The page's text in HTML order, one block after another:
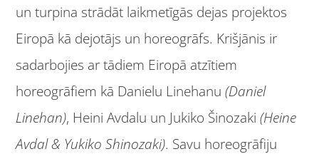
un turpina strādāt laikmetīgās dejas projektos
Eiropā kā dejotājs un horeogrāfs. Krišjānis ir
sadarbojies ar tādiem Eiropā atzītiem
horeogrāfiem kā Danielu Linehanu(Daniel
Linehan), Heini Avdalu un Jukiko Šinozaki(Heine
Avdal & Yukiko Shinozaki). Savu horeogrāfiju